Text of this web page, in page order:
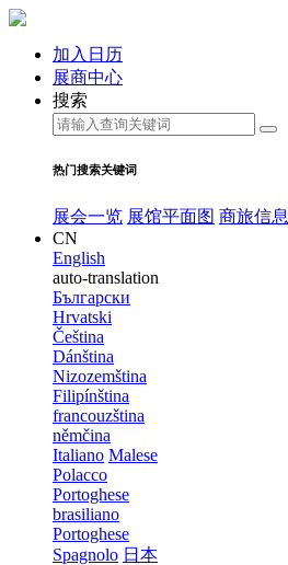
加入日历
展商中心
搜索
热门搜索关键词
展会一览 展馆平面图 商旅信息
CN
English
auto-translation
Български
Hrvatski
Čeština
Dánština
Nizozemština
Filipínština
francouzština
němčina
Italiano Malese
Polacco
Portoghese
brasiliano
Portoghese
Spagnolo 日本